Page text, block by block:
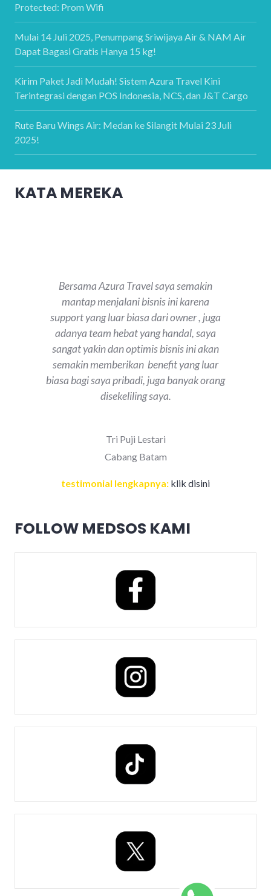
Protected: Prom Wifi
Mulai 14 Juli 2025, Penumpang Sriwijaya Air & NAM Air
Dapat Bagasi Gratis Hanya 15 kg!
Kirim Paket Jadi Mudah! Sistem Azura Travel Kini
Terintegrasi dengan POS Indonesia, NCS, dan J&T Cargo
Rute Baru Wings Air: Medan ke Silangit Mulai 23 Juli
2025!
KATA MEREKA
Bersama Azura Travel saya semakin
mantap menjalani bisnis ini karena
support yang luar biasa dari owner , juga
adanya team hebat yang handal, saya
sangat yakin dan optimis bisnis ini akan
semakin memberikan benefit yang luar
biasa bagi saya pribadi, juga banyak orang
disekeliling saya.
Tri Puji Lestari
Cabang Batam
testimonial lengkapnya: klik disini
FOLLOW MEDSOS KAMI